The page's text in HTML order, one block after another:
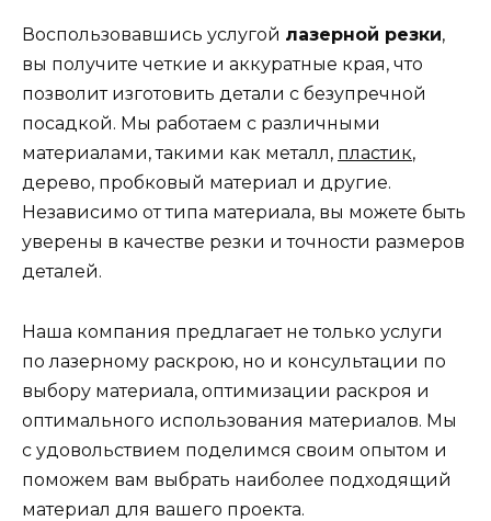
Воспользовавшись услугой лазерной резки,
вы получите четкие и аккуратные края, что
позволит изготовить детали с безупречной
посадкой. Мы работаем с различными
материалами, такими как металл, пластик,
дерево, пробковый материал и другие.
Независимо от типа материала, вы можете быть
уверены в качестве резки и точности размеров
деталей.
Наша компания предлагает не только услуги
по лазерному раскрою, но и консультации по
выбору материала, оптимизации раскроя и
оптимального использования материалов. Мы
с удовольствием поделимся своим опытом и
поможем вам выбрать наиболее подходящий
материал для вашего проекта.